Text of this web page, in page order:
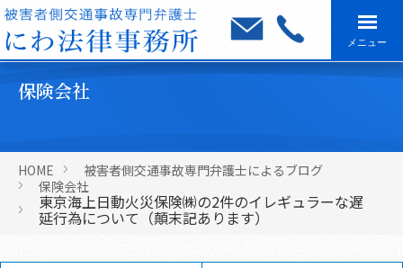
メニュー
保険会社
HOME
被害者側交通事故専門弁護士によるブログ
保険会社
東京海上日動火災保険㈱の2件のイレギュラーな遅
延行為について（顛末記あります）